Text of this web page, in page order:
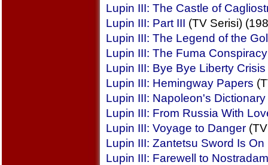
Lupin III: The Castle of
Lupin III: Part III (TV Serisi)
Lupin III: The Legend of the
Lupin III: The Fuma Conspiracy
Lupin III: Bye Bye Liberty Crisis
Lupin III: Hemingway Papers
Lupin III: Napoleon's Dictionary
Lupin III: From Russia With
Lupin III: Voyage to Danger(TV
Lupin III: Zantetsu Sword Is On
Lupin III: Farewell to